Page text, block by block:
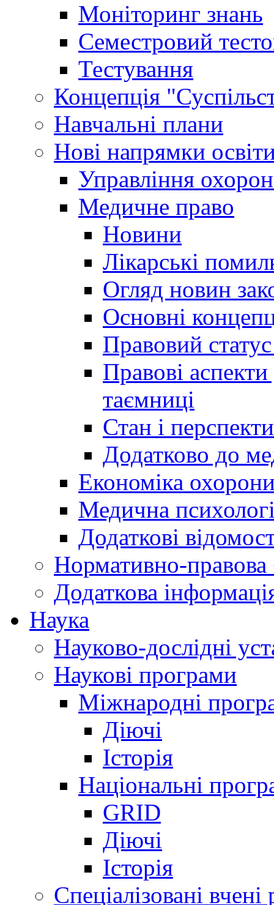
Моніторинг знань
Семестровий
Тестування
Концепція
Навчальні плани
Нові напрямки
Управління
Медичне право
Новини
Лікарські
Огляд новин
Основні
Правовий
Правові
таємниці
Стан і
Додатково до
Економіка
Медична
Додаткові
Нормативно-правова
Додаткова
Наука
Науково-дослідні
Наукові програми
Міжнародні
Діючі
Історія
Національні
GRID
Діючі
Історія
Спеціалізовані вчені